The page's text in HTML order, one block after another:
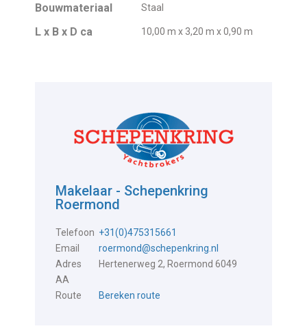
Bouwmateriaal Staal
L x B x D ca 10,00 m x 3,20 m x 0,90 m
Makelaar - Schepenkring
Roermond
Telefoon +31(0)475315661
Email
roermond@schepenkring.nl
Adres
Hertenerweg 2, Roermond 6049
AA
Route
Bereken route